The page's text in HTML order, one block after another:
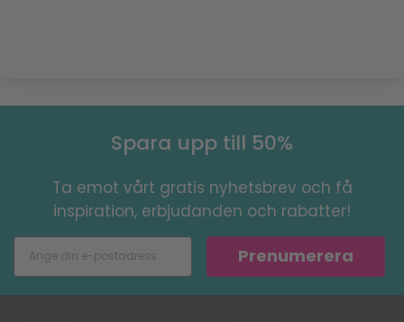
Spara upp till 50%
Ta emot vårt gratis nyhetsbrev och få
inspiration, erbjudanden och rabatter!
Prenumerera